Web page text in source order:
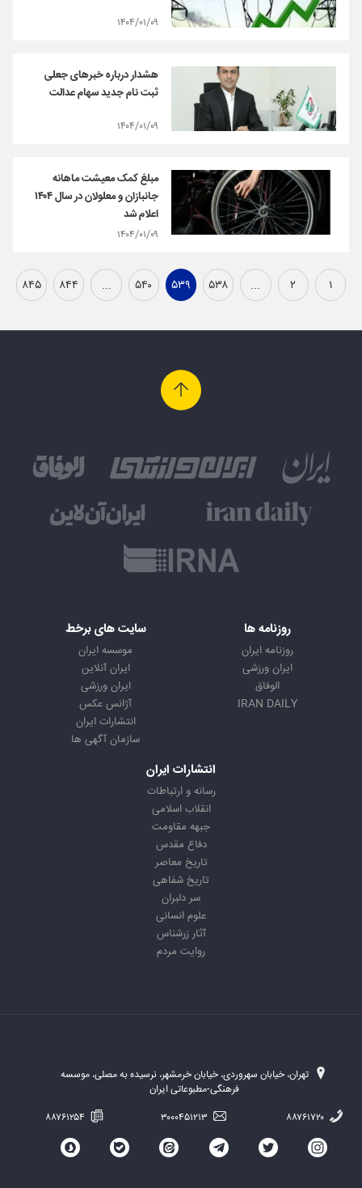
۱۴۰۴/۰۱/۰۹
هشدار درباره خبرهای جعلی
ثبت نام جدید سهام عدالت
۱۴۰۴/۰۱/۰۹
مبلغ کمک‌ معیشت ماهانه
جانبازان و معلولان در سال ۱۴۰۴
اعلام شد
۱۴۰۴/۰۱/۰۹
۱ ۲ ... ۵۳۸ ۵۳۹ ۵۴۰ ... ۸۴۴ ۸۴۵
روزنامه ها
روزنامه ایران
ایران ورزشی
الوفاق
IRAN DAILY
سایت های برخط
موسسه ایران
ایران آنلاین
ایران ورزشی
آژانس عکس
انتشارات ایران
سازمان آگهی ها
انتشارات ایران
رسانه و ارتباطات
انقلاب اسلامی
جبهه مقاومت
دفاع مقدس
تاریخ معاصر
تاریخ شفاهی
سر دلبران
علوم انسانی
آثار زرشناس
روایت مردم
تهران، خیابان سهروردی، خیابان خرمشهر، نرسیده به مصلی، موسسه
فرهنگی-مطبوعاتی ایران